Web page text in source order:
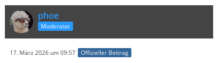
phoe
Moderator
17. März 2026 um 09:57 Offizieller Beitrag